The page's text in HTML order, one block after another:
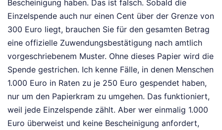
Bescheinigung haben. Das ist falsch. Sobald die
Einzelspende auch nur einen Cent über der Grenze von
300 Euro liegt, brauchen Sie für den gesamten Betrag
eine offizielle Zuwendungsbestätigung nach amtlich
vorgeschriebenem Muster. Ohne dieses Papier wird die
Spende gestrichen. Ich kenne Fälle, in denen Menschen
1.000 Euro in Raten zu je 250 Euro gespendet haben,
nur um den Papierkram zu umgehen. Das funktioniert,
weil jede Einzelspende zählt. Aber wer einmalig 1.000
Euro überweist und keine Bescheinigung anfordert,